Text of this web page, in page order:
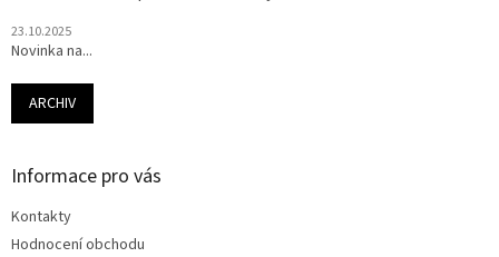
23.10.2025
Novinka na...
ARCHIV
Informace pro vás
Kontakty
Hodnocení obchodu